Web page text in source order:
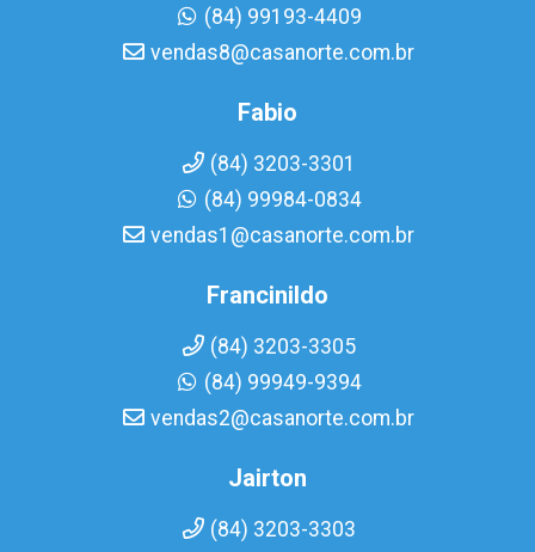
(84) 99193-4409
vendas8@casanorte.com.br
Fabio
(84) 3203-3301
(84) 99984-0834
vendas1@casanorte.com.br
Francinildo
(84) 3203-3305
(84) 99949-9394
vendas2@casanorte.com.br
Jairton
(84) 3203-3303